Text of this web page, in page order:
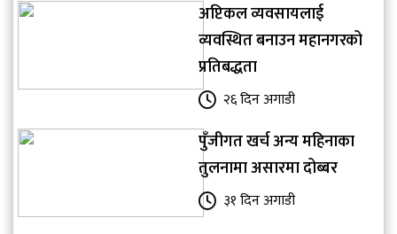
अप्टिकल व्यवसायलाई
व्यवस्थित बनाउन महानगरको
प्रतिबद्धता
२६ दिन अगाडी
पुँजीगत खर्च अन्य महिनाका
तुलनामा असारमा दोब्बर
३१ दिन अगाडी